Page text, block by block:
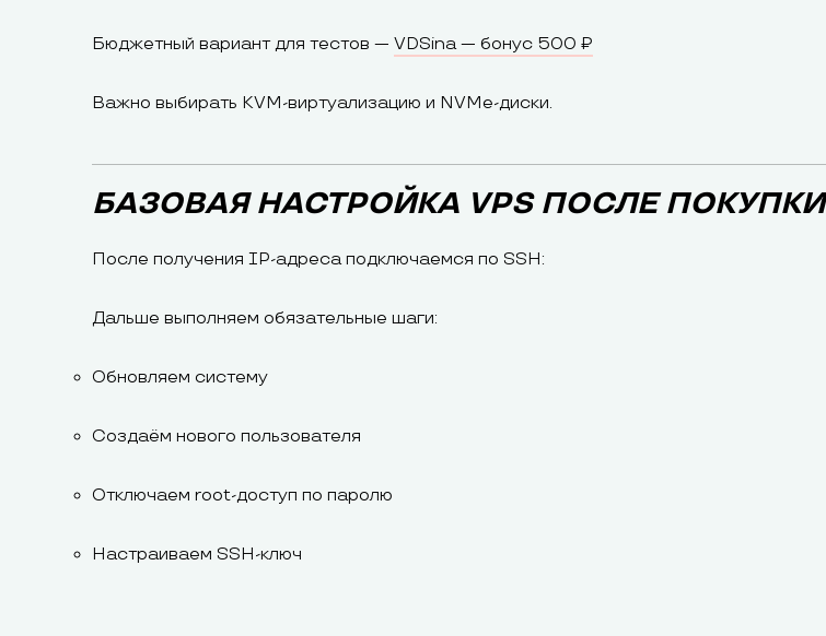
Бюджетный вариант для тестов — VDSina — бонус 500 ₽
Важно выбирать KVM-виртуализацию и NVMe-диски.
БАЗОВАЯ НАСТРОЙКА VPS ПОСЛЕ ПОКУПКИ
После получения IP-адреса подключаемся по SSH:
Дальше выполняем обязательные шаги:
Обновляем систему
Создаём нового пользователя
Отключаем root-доступ по паролю
Настраиваем SSH-ключ